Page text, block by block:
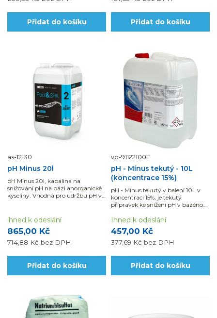
Přidat do košíku Přidat do košíku
as-12130
pH Minus 20l
pH Minus 20l, kapalina na
snižování pH na bázi anorganické
kyseliny. Vhodná pro údržbu pH ve
ZDARMA“
865,00 Kč
714,88 Kč bez DPH
ihned k odeslání
Přidat do košíku
vp-91122100T
pH - Mínus tekutý - 10L
(koncentrace 15%)
pH - Mínus tekutý v balení 10L v
koncentraci 15%, je tekutý
přípravek ke snížení pH v bazénové
automatické dávkování.
457,00 Kč
377,69 Kč bez DPH
Ihned k odeslání
Přidat do košíku